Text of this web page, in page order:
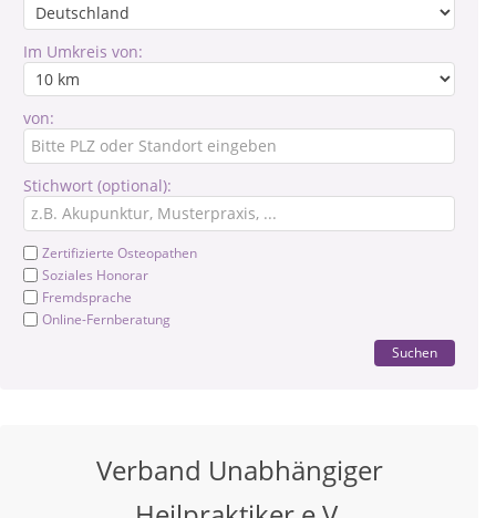
Im Umkreis von:
von:
Stichwort (optional):
Zertifizierte Osteopathen
Soziales Honorar
Fremdsprache
Online-Fernberatung
Suchen
Verband Unabhängiger